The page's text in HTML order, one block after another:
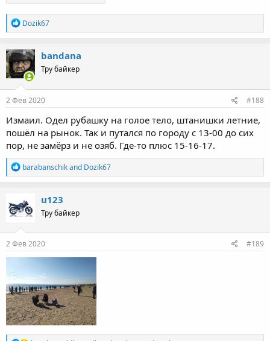
R
e
a
c
t
i
o
n
s
Dozik67
bandana
Тру байкер
2 Фев 2020 #188
Измаил. Одел рубашку на голое тело, штанишки летние,
пошёл на рынок. Так и путался по городу с 13-00 до сих
пор, не замёрз и не озяб. Где-то плюс 15-16-17.
R
e
a
t
i
n
s
barabanschikand Dozik67
u123
Тру байкер
2 Фев 2020 #189